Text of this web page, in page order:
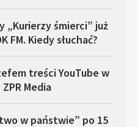
„Kurierzy śmierci” już
FM. Kiedy słuchać?
treści YouTube w
Media
w państwie” po 15